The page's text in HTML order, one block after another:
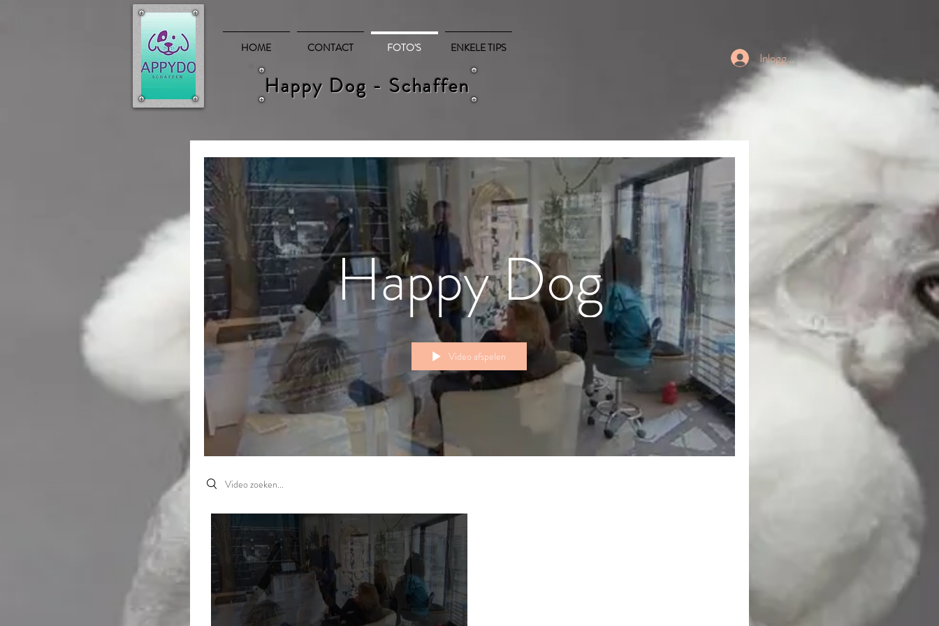
HOME CONTACT FOTO'S ENKELE TIPS
Happy Dog - Schaffen
Inloggen
Happy Dog
Video afspelen
Search videos